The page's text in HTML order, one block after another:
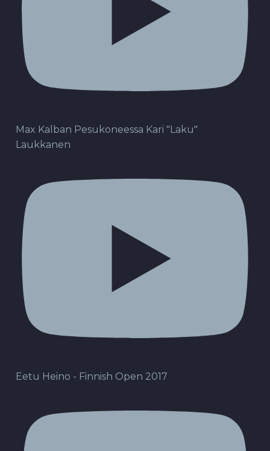
Max Kalban Pesukoneessa Kari "Laku"
Laukkanen
Eetu Heino - Finnish Open 2017